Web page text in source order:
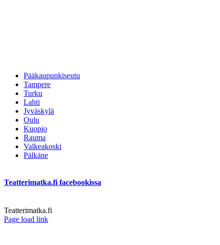
Pääkaupunkiseutu
Tampere
Turku
Lahti
Jyväskylä
Oulu
Kuopio
Rauma
Valkeakoski
Pälkäne
Teatterimatka.fi facebookissa
Teatterimatka.fi
Facebook
Page load link